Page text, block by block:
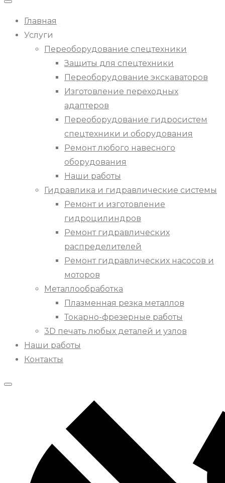
Главная
Услуги
Переоборудование спецтехники
Защиты для спецтехники
Переоборудование экскаваторов
Изготовление переходных
адаптеров
Переоборудование гидросистем
спецтехники и оборудования
Ремонт любого навесного
оборудования
Наши работы
Гидравлика и гидравлические системы
Ремонт и изготовление
гидроцилиндров
Ремонт гидравлических
распределителей
Ремонт гидравлических насосов и
моторов
Металлообработка
Плазменная резка металлов
Токарно-фрезерные работы
3D печать любых деталей и узлов
Наши работы
Контакты